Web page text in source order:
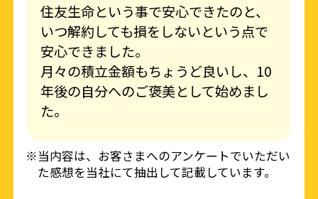
住友生命という事で安心できたのと、
いつ解約しても損をしないという点で
安心できました。
月々の積立金額もちょうど良いし、10
年後の自分へのご褒美として始めまし
た。
※当内容は、お客さまへのアンケートでいただい
た感想を当社にて抽出して記載しています。